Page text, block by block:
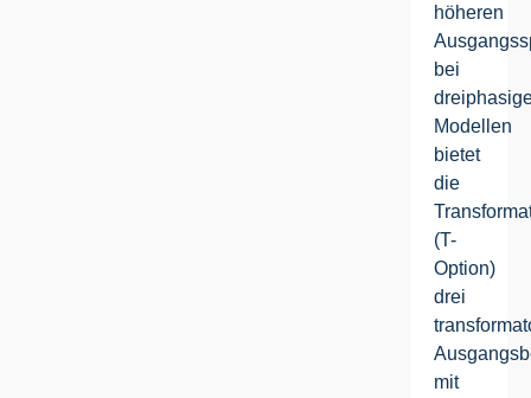
höheren
bei
Modellen
bietet
die
(T-
Option)
drei
mit